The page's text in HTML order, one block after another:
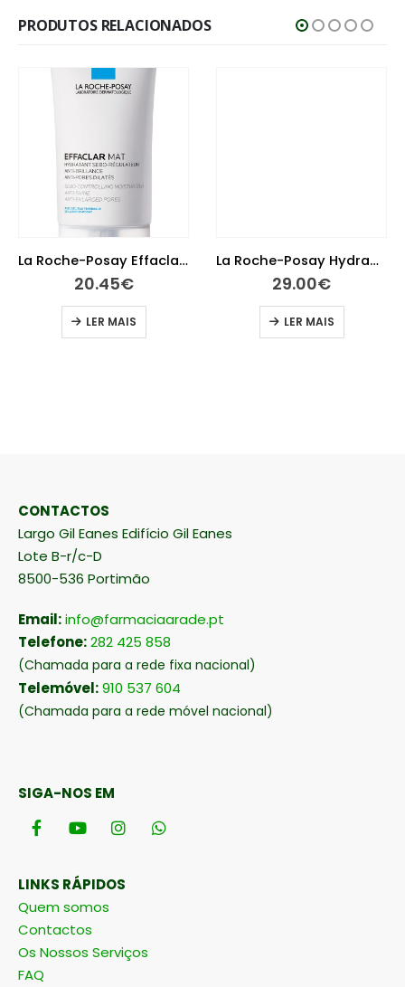
PRODUTOS RELACIONADOS
La Roche-Posay Effaclar Mat 40 ml
20.45€
LER MAIS
La Roche-Posay Hydraphase Intense UV Ligeiro 50 ml
29.00€
LER MAIS
CONTACTOS
Largo Gil Eanes Edifício Gil Eanes
Lote B-r/c-D
8500-536 Portimão
Email:info@farmaciaarade.pt
Telefone:282 425 858
(Chamada para a rede fixa nacional)
Telemóvel:910 537 604
(Chamada para a rede móvel nacional)
SIGA-NOS EM
LINKS RÁPIDOS
Quem somos
Contactos
Os Nossos Serviços
FAQ